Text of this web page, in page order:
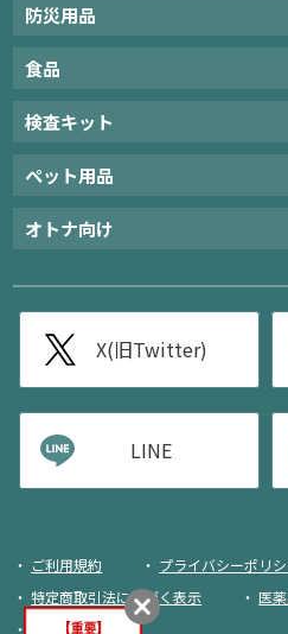
防災用品
食品
検査キット
ペット用品
オトナ向け
X(旧Twitter)
LINE
ご利用規約
プライバシーポリ
特定商取引法に基づく表示
医
荷物追跡